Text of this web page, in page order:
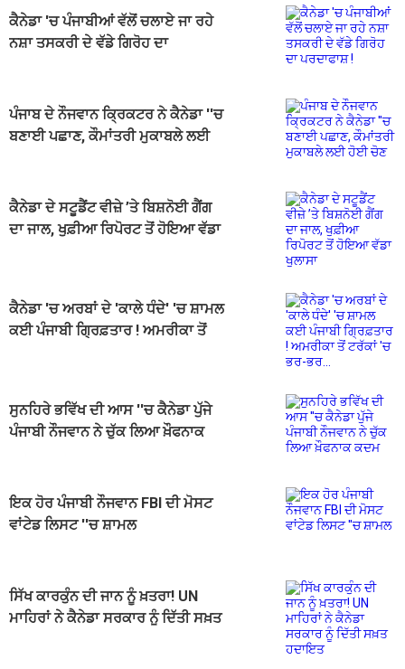
ਕੈਨੇਡਾ 'ਚ ਪੰਜਾਬੀਆਂ ਵੱਲੋਂ ਚਲਾਏ ਜਾ ਰਹੇ
ਨਸ਼ਾ ਤਸਕਰੀ ਦੇ ਵੱਡੇ ਗਿਰੋਹ ਦਾ
ਪੰਜਾਬ ਦੇ ਨੌਜਵਾਨ ਕ੍ਰਿਕਟਰ ਨੇ ਕੈਨੇਡਾ ''ਚ
ਬਣਾਈ ਪਛਾਣ, ਕੌਮਾਂਤਰੀ ਮੁਕਾਬਲੇ ਲਈ
ਕੈਨੇਡਾ ਦੇ ਸਟੂਡੈਂਟ ਵੀਜ਼ੇ ’ਤੇ ਬਿਸ਼ਨੋਈ ਗੈਂਗ
ਦਾ ਜਾਲ, ਖੁਫ਼ੀਆ ਰਿਪੋਰਟ ਤੋਂ ਹੋਇਆ ਵੱਡਾ
ਕੈਨੇਡਾ 'ਚ ਅਰਬਾਂ ਦੇ 'ਕਾਲੇ ਧੰਦੇ' 'ਚ ਸ਼ਾਮਲ
ਕਈ ਪੰਜਾਬੀ ਗ੍ਰਿਫ਼ਤਾਰ ! ਅਮਰੀਕਾ ਤੋਂ
ਸੁਨਹਿਰੇ ਭਵਿੱਖ ਦੀ ਆਸ ''ਚ ਕੈਨੇਡਾ ਪੁੱਜੇ
ਪੰਜਾਬੀ ਨੌਜਵਾਨ ਨੇ ਚੁੱਕ ਲਿਆ ਖ਼ੌਫਨਾਕ
ਇਕ ਹੋਰ ਪੰਜਾਬੀ ਨੌਜਵਾਨ FBI ਦੀ ਮੋਸਟ
ਵਾਂਟੇਡ ਲਿਸਟ ''ਚ ਸ਼ਾਮਲ
ਸਿੱਖ ਕਾਰਕੁੰਨ ਦੀ ਜਾਨ ਨੂੰ ਖ਼ਤਰਾ! UN
ਮਾਹਿਰਾਂ ਨੇ ਕੈਨੇਡਾ ਸਰਕਾਰ ਨੂੰ ਦਿੱਤੀ ਸਖ਼ਤ